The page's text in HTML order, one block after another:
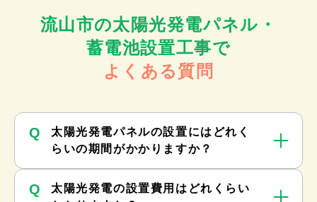
流山市の太陽光発電パネル・
蓄電池設置工事で
よくある質問
Q
太陽光発電パネルの設置にはどれく
らいの期間がかかりますか？
Q
太陽光発電の設置費用はどれくらい